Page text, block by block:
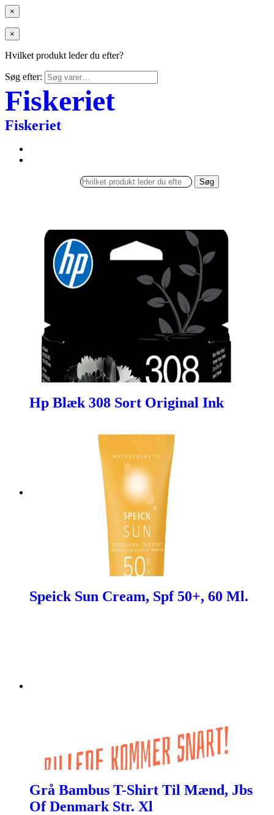
×
×
Hvilket produkt leder du efter?
Søg efter:
Fiskeriet
Fiskeriet
Søg
Hp Blæk 308 Sort Original Ink
Speick Sun Cream, Spf 50+, 60 Ml.
Grå Bambus T-Shirt Til Mænd, Jbs
Of Denmark Str. Xl